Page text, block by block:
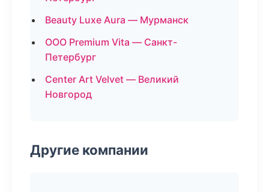
Beauty Luxe Aura — Мурманск
ООО Premium Vita — Санкт-
Петербург
Center Art Velvet — Великий
Новгород
Другие компании